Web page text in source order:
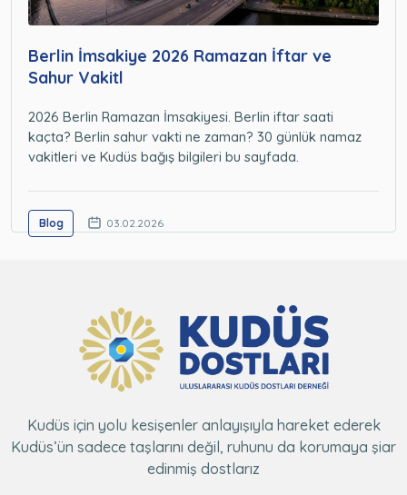
Berlin İmsakiye 2026 Ramazan İftar ve
Sahur Vakitl
2026 Berlin Ramazan İmsakiyesi. Berlin iftar saati
kaçta? Berlin sahur vakti ne zaman? 30 günlük namaz
vakitleri ve Kudüs bağış bilgileri bu sayfada.
Blog 03.02.2026
Kudüs için yolu kesişenler anlayışıyla hareket ederek
Kudüs’ün sadece taşlarını değil, ruhunu da korumaya şiar
edinmiş dostlarız